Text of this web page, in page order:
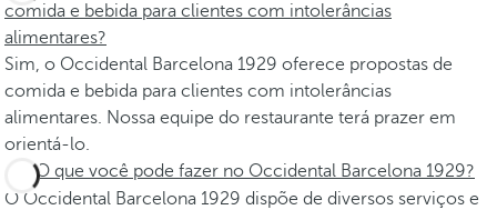
comida e bebida para clientes com intolerâncias
alimentares?
Sim, o Occidental Barcelona 1929 oferece propostas de
comida e bebida para clientes com intolerâncias
alimentares. Nossa equipe do restaurante terá prazer em
orientá-lo.
O que você pode fazer no Occidental Barcelona 1929?
O Occidental Barcelona 1929 dispõe de diversos serviços e